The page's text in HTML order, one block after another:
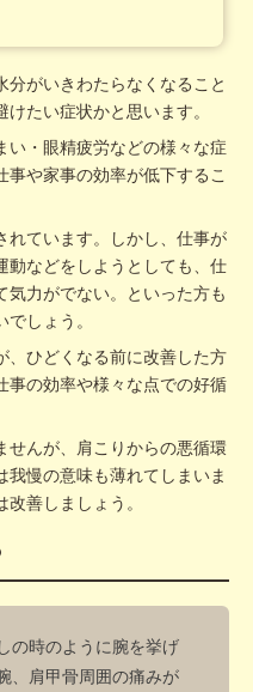
がいきわたらなくなること
たい症状かと思います。
い・眼精疲労などの様々な症
や家事の効率が低下するこ
れています。しかし、仕事が
動などをしようとしても、仕
気力がでない。といった方も
しょう。
、ひどくなる前に改善した方
事の効率や様々な点での好循
せんが、肩こりからの悪循環
我慢の意味も薄れてしまいま
善しましょう。
の時のように腕を挙げ
、肩甲骨周囲の痛みが